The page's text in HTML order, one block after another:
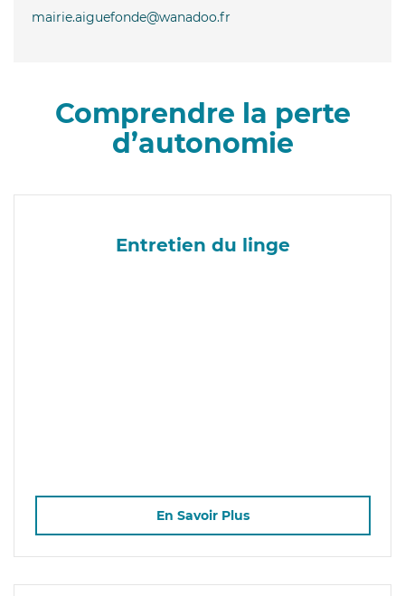
mairie.aiguefonde@wanadoo.fr
Comprendre la perte
d’autonomie
Entretien du linge
En Savoir Plus